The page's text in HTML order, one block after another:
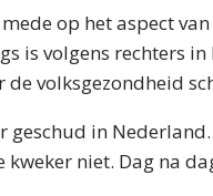
op het aspect
is volgens rechters
de volksgezondheid
in
kweker niet. Dag na